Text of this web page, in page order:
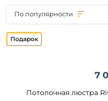
Бренд
Цвет
По популярности
7
Потолочная люстра